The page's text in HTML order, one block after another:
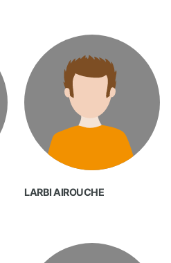
LARBI AIROUCHE